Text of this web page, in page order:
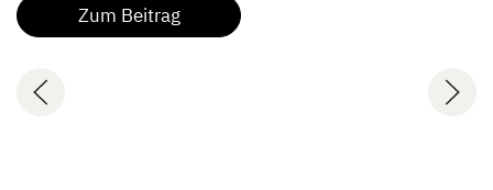
Zum Beitrag